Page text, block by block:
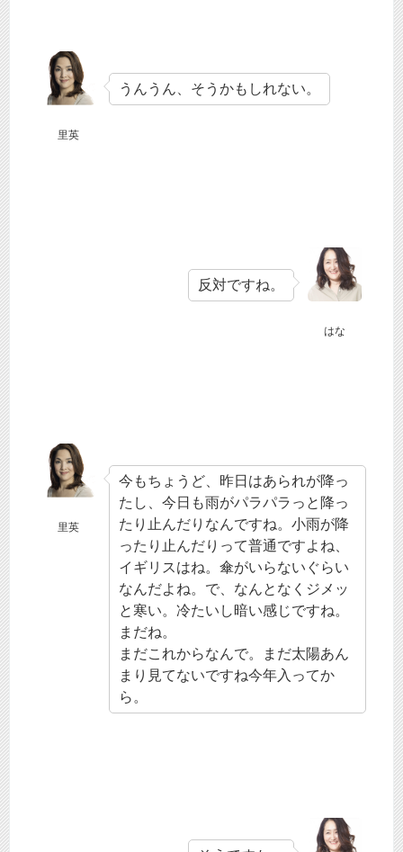
里英
うんうん、そうかもしれない。
はな
反対ですね。
里英
今もちょうど、昨日はあられが降っ
たし、今日も雨がパラパラっと降っ
たり止んだりなんですね。小雨が降
ったり止んだりって普通ですよね、
イギリスはね。傘がいらないぐらい
なんだよね。で、なんとなくジメッ
と寒い。冷たいし暗い感じですね。
まだね。
まだこれからなんで。まだ太陽あん
まり見てないですね今年入ってか
ら。